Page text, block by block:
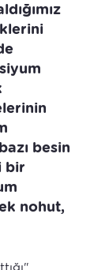
besin
bir
nohut,